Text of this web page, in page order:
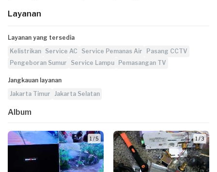
Layanan
Layanan yang tersedia
Kelistrikan Service AC Service Pemanas Air
Pasang CCTV
Pengeboran Sumur
Service Lampu Pemasangan TV
Jangkauan layanan
Jakarta Timur
Jakarta Selatan
Album
1 / 5 1 / 3